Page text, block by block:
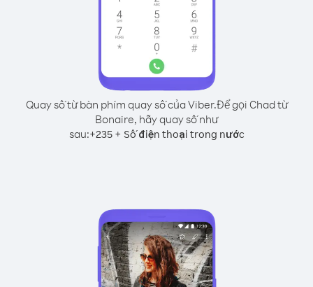
Quay số từ bàn phím quay số của Viber.Để gọi Chad từ
Bonaire, hãy quay số như
sau:+235+ Số điện thoại trong nước